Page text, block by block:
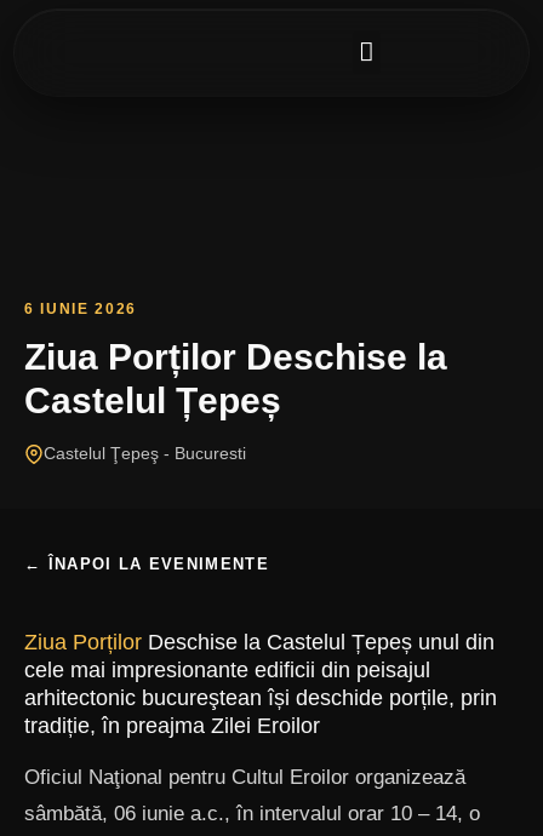
6 IUNIE 2026
Ziua Porților Deschise la
Castelul Țepeș
Castelul Ţepeş - Bucuresti
← ÎNAPOI LA EVENIMENTE
Ziua Porților Deschise la Castelul Țepeș unul din
cele mai impresionante edificii din peisajul
arhitectonic bucureştean își deschide porțile, prin
tradiție, în preajma Zilei Eroilor
Oficiul Naţional pentru Cultul Eroilor organizează
sâmbătă, 06 iunie a.c., în intervalul orar 10 – 14, o